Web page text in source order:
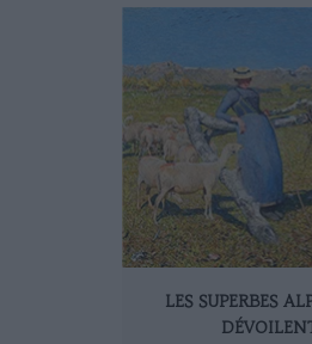
LES SUPERBES